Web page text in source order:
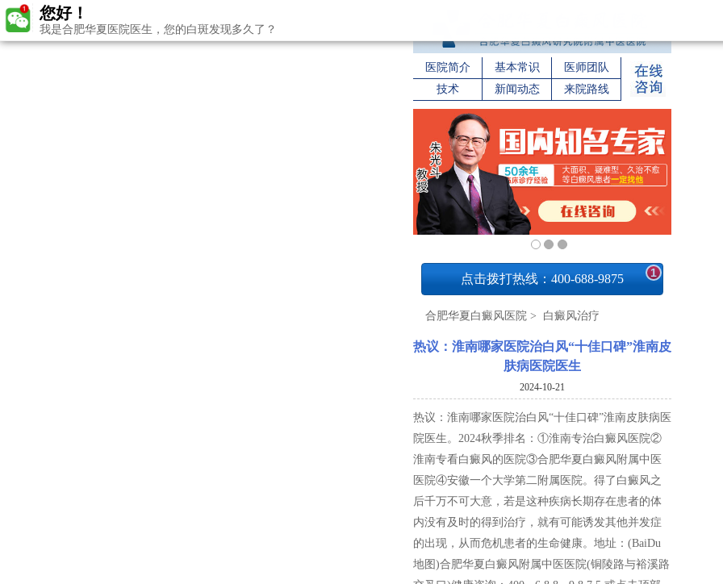
医院简介 基本常识
医师团队
技术
新闻动态 来院路线
点击拨打热线：400-688-9875 1
合肥华夏白癜风医院 > 白癜风治疗
热议：淮南哪家医院治白风“十佳口碑”淮南皮
肤病医院医生
2024-10-21
热议：淮南哪家医院治白风“十佳口碑”淮南皮肤病医
院医生。2024秋季排名：①淮南专治白癜风医院②
淮南专看白癜风的医院③合肥华夏白癜风附属中医
医院④安徽一个大学第二附属医院。得了白癜风之
后千万不可大意，若是这种疾病长期存在患者的体
内没有及时的得到治疗，就有可能诱发其他并发症
的出现，从而危机患者的生命健康。地址：(BaiDu
地图)合肥华夏白癜风附属中医医院(铜陵路与裕溪路
您好！
我是合肥华夏医院医生，您的白斑发现多久了？